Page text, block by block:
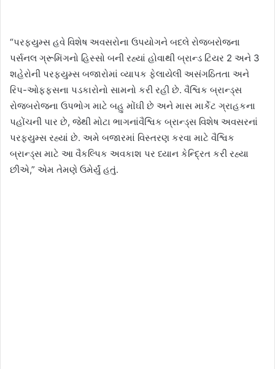
“પરફ્યુમ્સ હવે વિશેષ અવસરોના ઉપયોગને બદલે રોજબરોજના
પર્સનલ ગ્રૂમિંગનો હિસ્સો બની રહ્યાં હોવાથી બ્રાન્ડ ટિયર 2 અને 3
શહેરોની પરફ્યુમ્સ બજારોમાં વ્યાપક ફેલાયેલી અસંગઠિતતા અને
રિપ-ઓફ્ફસના પડકારોનો સામનો કરી રહી છે. વૈશ્વિક બ્રાન્ડ્સ
રોજબરોજના ઉપભોગ માટે બહુ મોંઘી છે અને માસ માર્કેટ ગ્રાહકના
પહોંચની પાર છે, જેથી મોટા ભાગનાંવૈશ્વિક બ્રાન્ડ્સ વિશેષ અવસરનાં
પરફ્યુમ્સ રહ્યાં છે. અમે બજારમાં વિસ્તરણ કરવા માટે વૈશ્વિક
બ્રાન્ડ્સ માટે આ વૈકલ્પિક અવકાશ પર ધ્યાન કેન્દ્રિત કરી રહ્યા
છીએ,” એમ તેમણે ઉમેર્યું હતું.